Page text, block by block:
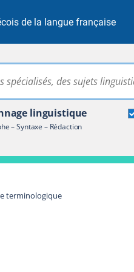
de la langue française
linguistique
– Syntaxe – Rédaction
terminologique
terminologique